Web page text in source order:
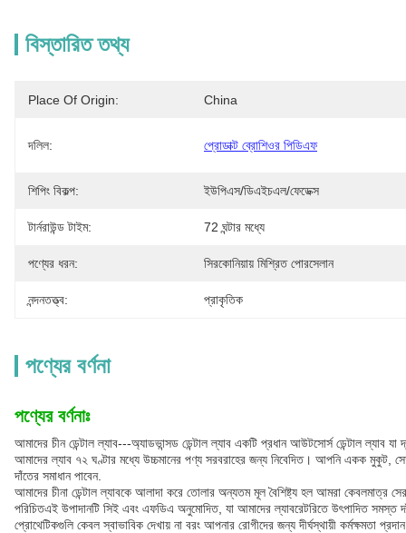
বিস্তারিত তথ্য
Place Of Origin: China
দলিল: প্রোডাক্ট ব্রোশিওর পিডিএফ
শিপিং বিকল্প: ইউপিএস/ডিএইচএল/ফেডেক্স
টার্নরাউন্ড টাইম: 72 ঘন্টার মধ্যে
পণ্যের ধরন: সিরকোনিয়ায় মিশ্রিত পোরসেলান
নন্দনতত্ত্ব: প্রাকৃতিক
পণ্যের বর্ণনা
পণ্যের বর্ণনাঃ
আমাদের চীন ডেন্টাল ল্যাব---অ্যাডভান্সড ডেন্টাল ল্যাব একটি প্রধান আউটসোর্স ডেন্টাল ল্যাব
আমাদের ল্যাব ৭২ ঘণ্টার মধ্যে উচ্চমানের পণ্য সরবরাহের জন্য নিবেদিত। আপনি একক মুকুট,
দাঁতের সমাধান পাবেন.
আমাদের চীনা ডেন্টাল ল্যাবকে আলাদা করে তোলার অন্যতম মূল বৈশিষ্ট্য হল আমরা
পরিচিতএই উপাদানটি সিই এবং এফডিএ অনুমোদিত, যা আমাদের ল্যাবরেটরিতে উৎপাদিত সমস্ত
প্রোথেটিকগুলি কেবল স্বাভাবিক দেখায় না বরং আপনার রোগীদের জন্য দীর্ঘস্থায়ী কর্মক্ষমতা